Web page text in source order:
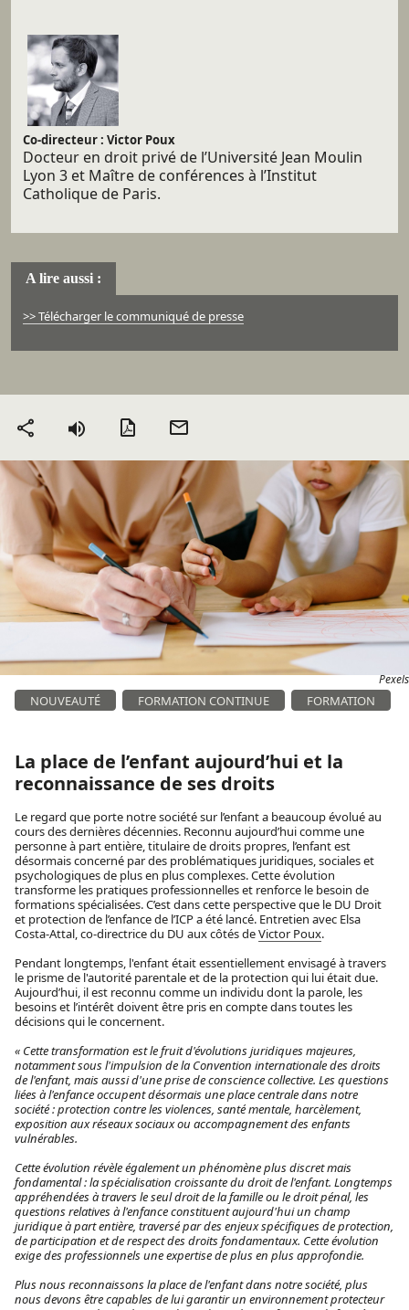
Co-directeur : Victor Poux
Docteur en droit privé de l’Université Jean Moulin
Lyon 3 et Maître de conférences à l’Institut
Catholique de Paris.
A lire aussi :
>> Télécharger le communiqué de presse
Partager Version PDF
Pexels
NOUVEAUTÉ FORMATION CONTINUE FORMATION
La place de l’enfant aujourd’hui et la
reconnaissance de ses droits
Le regard que porte notre société sur l’enfant a beaucoup évolué au
cours des dernières décennies. Reconnu aujourd’hui comme une
personne à part entière, titulaire de droits propres, l’enfant est
désormais concerné par des problématiques juridiques, sociales et
psychologiques de plus en plus complexes. Cette évolution
transforme les pratiques professionnelles et renforce le besoin de
formations spécialisées. C’est dans cette perspective que le DU Droit
et protection de l’enfance de l’ICP a été lancé. Entretien avec Elsa
Costa-Attal, co-directrice du DU aux côtés deVictor Poux.
Pendant longtemps, l'enfant était essentiellement envisagé à travers
le prisme de l'autorité parentale et de la protection qui lui était due.
Aujourd’hui, il est reconnu comme un individu dont la parole, les
besoins et l’intérêt doivent être pris en compte dans toutes les
décisions qui le concernent.
« Cette transformation est le fruit d'évolutions juridiques majeures,
notamment sous l'impulsion de la Convention internationale des droits
de l'enfant, mais aussi d'une prise de conscience collective. Les questions
liées à l'enfance occupent désormais une place centrale dans notre
société : protection contre les violences, santé mentale, harcèlement,
exposition aux réseaux sociaux ou accompagnement des enfants
vulnérables.
Cette évolution révèle également un phénomène plus discret mais
fondamental : la spécialisation croissante du droit de l'enfant. Longtemps
appréhendées à travers le seul droit de la famille ou le droit pénal, les
questions relatives à l'enfance constituent aujourd'hui un champ
juridique à part entière, traversé par des enjeux spécifiques de protection,
de participation et de respect des droits fondamentaux. Cette évolution
exige des professionnels une expertise de plus en plus approfondie.
Plus nous reconnaissons la place de l'enfant dans notre société, plus
nous devons être capables de lui garantir un environnement protecteur